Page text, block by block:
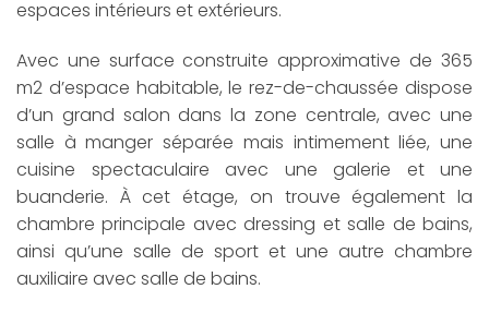
espaces intérieurs et extérieurs.
Avec une surface construite approximative de 365
m2 d’espace habitable, le rez-de-chaussée dispose
d’un grand salon dans la zone centrale, avec une
salle à manger séparée mais intimement liée, une
cuisine spectaculaire avec une galerie et une
buanderie. À cet étage, on trouve également la
chambre principale avec dressing et salle de bains,
ainsi qu’une salle de sport et une autre chambre
auxiliaire avec salle de bains.